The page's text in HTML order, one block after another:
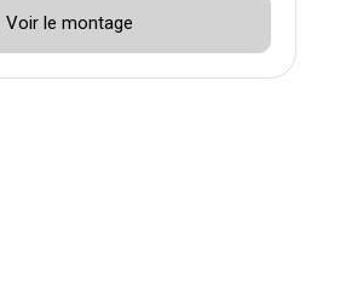
Voir le montage